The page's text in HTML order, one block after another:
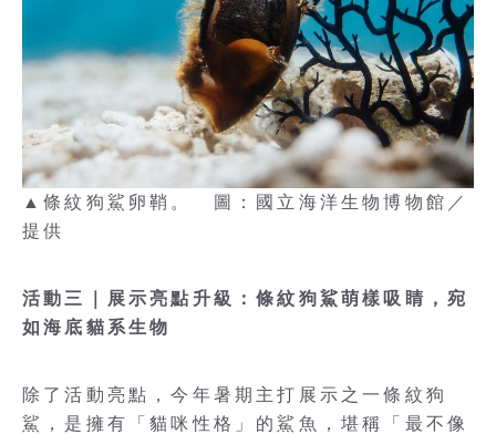
▲條紋狗鯊卵鞘。 圖：國立海洋生物博物館／
提供
活動三｜展示亮點升級：條紋狗鯊萌樣吸睛，宛
如海底貓系生物
除了活動亮點，今年暑期主打展示之一條紋狗
鯊，是擁有「貓咪性格」的鯊魚，堪稱「最不像